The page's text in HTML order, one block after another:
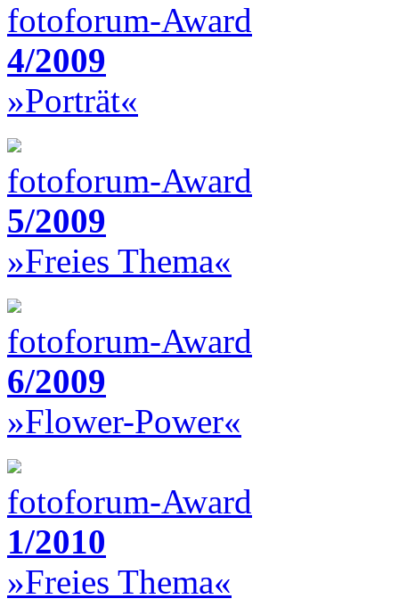
fotoforum-Award
4/2009
»Porträt«
fotoforum-Award
5/2009
»Freies Thema«
fotoforum-Award
6/2009
»Flower-Power«
fotoforum-Award
1/2010
»Freies Thema«